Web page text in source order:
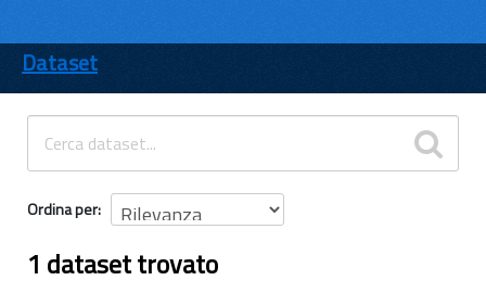
ENTI
TEMI
INFORMAZIONI
Dataset
Ordina per
1 dataset trovato